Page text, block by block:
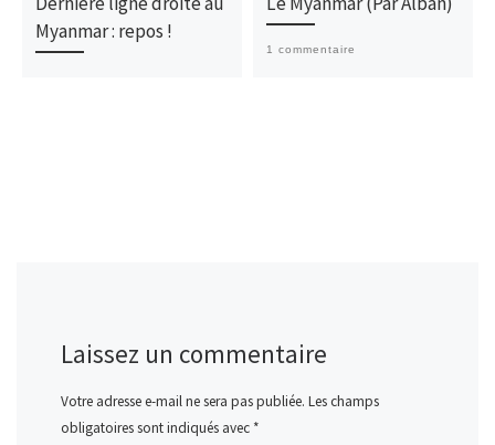
Myanmar : repos !
1 commentaire
Laissez un commentaire
Votre adresse e-mail ne sera pas publiée. Les champs
obligatoires sont indiqués avec *